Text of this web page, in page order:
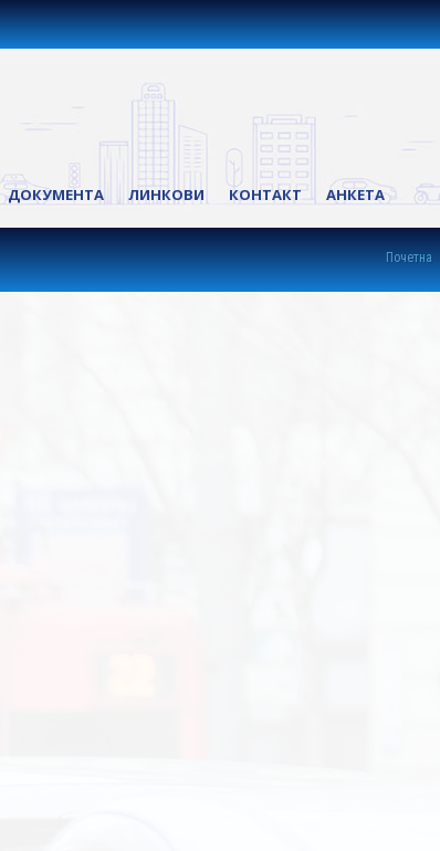
ДОКУМЕНТА ЛИНКОВИ КОНТАКТ АНКЕТА
Почетна